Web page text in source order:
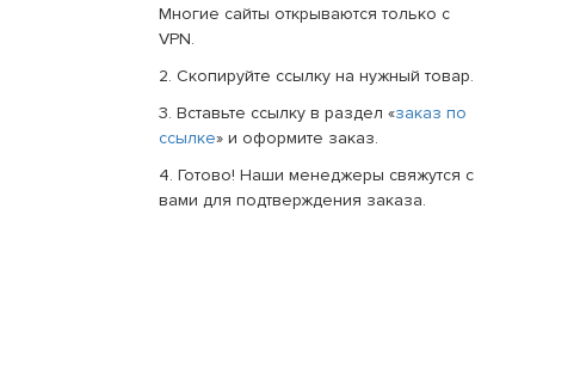
Многие сайты открываются только с
VPN.
2. Скопируйте ссылку на нужный товар.
3. Вставьте ссылку в раздел «заказ по
ссылке» и оформите заказ.
4. Готово! Наши менеджеры свяжутся с
вами для подтверждения заказа.